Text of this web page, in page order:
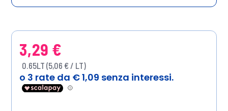
3,29 €
0.65LT (5,06 € / LT)